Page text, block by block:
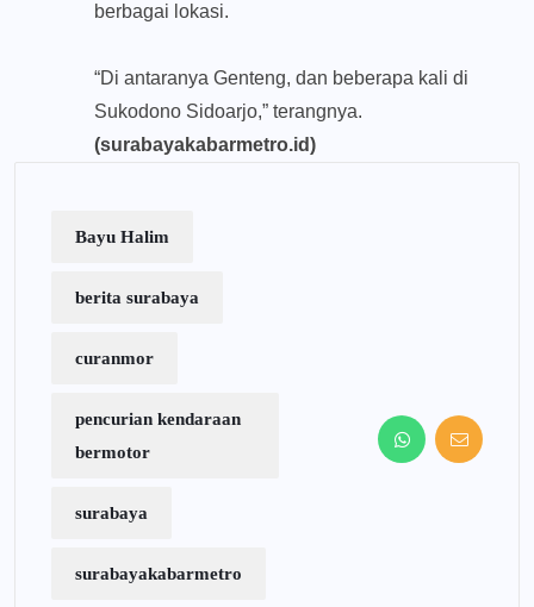
berbagai lokasi.
“Di antaranya Genteng, dan beberapa kali di
Sukodono Sidoarjo,” terangnya.
(surabayakabarmetro.id)
Bayu Halim
berita surabaya
curanmor
pencurian kendaraan
bermotor
surabaya
surabayakabarmetro